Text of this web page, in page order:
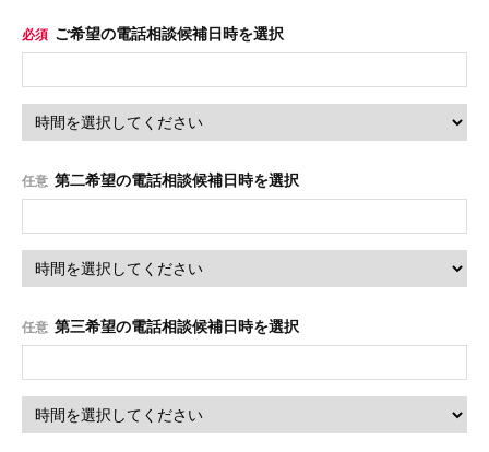
必須 ご希望の電話相談候補日時を選択
任意 第二希望の電話相談候補日時を選択
任意 第三希望の電話相談候補日時を選択